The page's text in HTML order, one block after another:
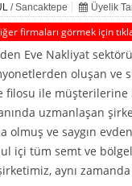
/ Sancaktepe Üyelik
firmaları görmek için
Eve Nakliyat
oluşan ve
filosu ile
uzmanlaşan
olmuş ve saygın
içi tüm semt ve
aynı